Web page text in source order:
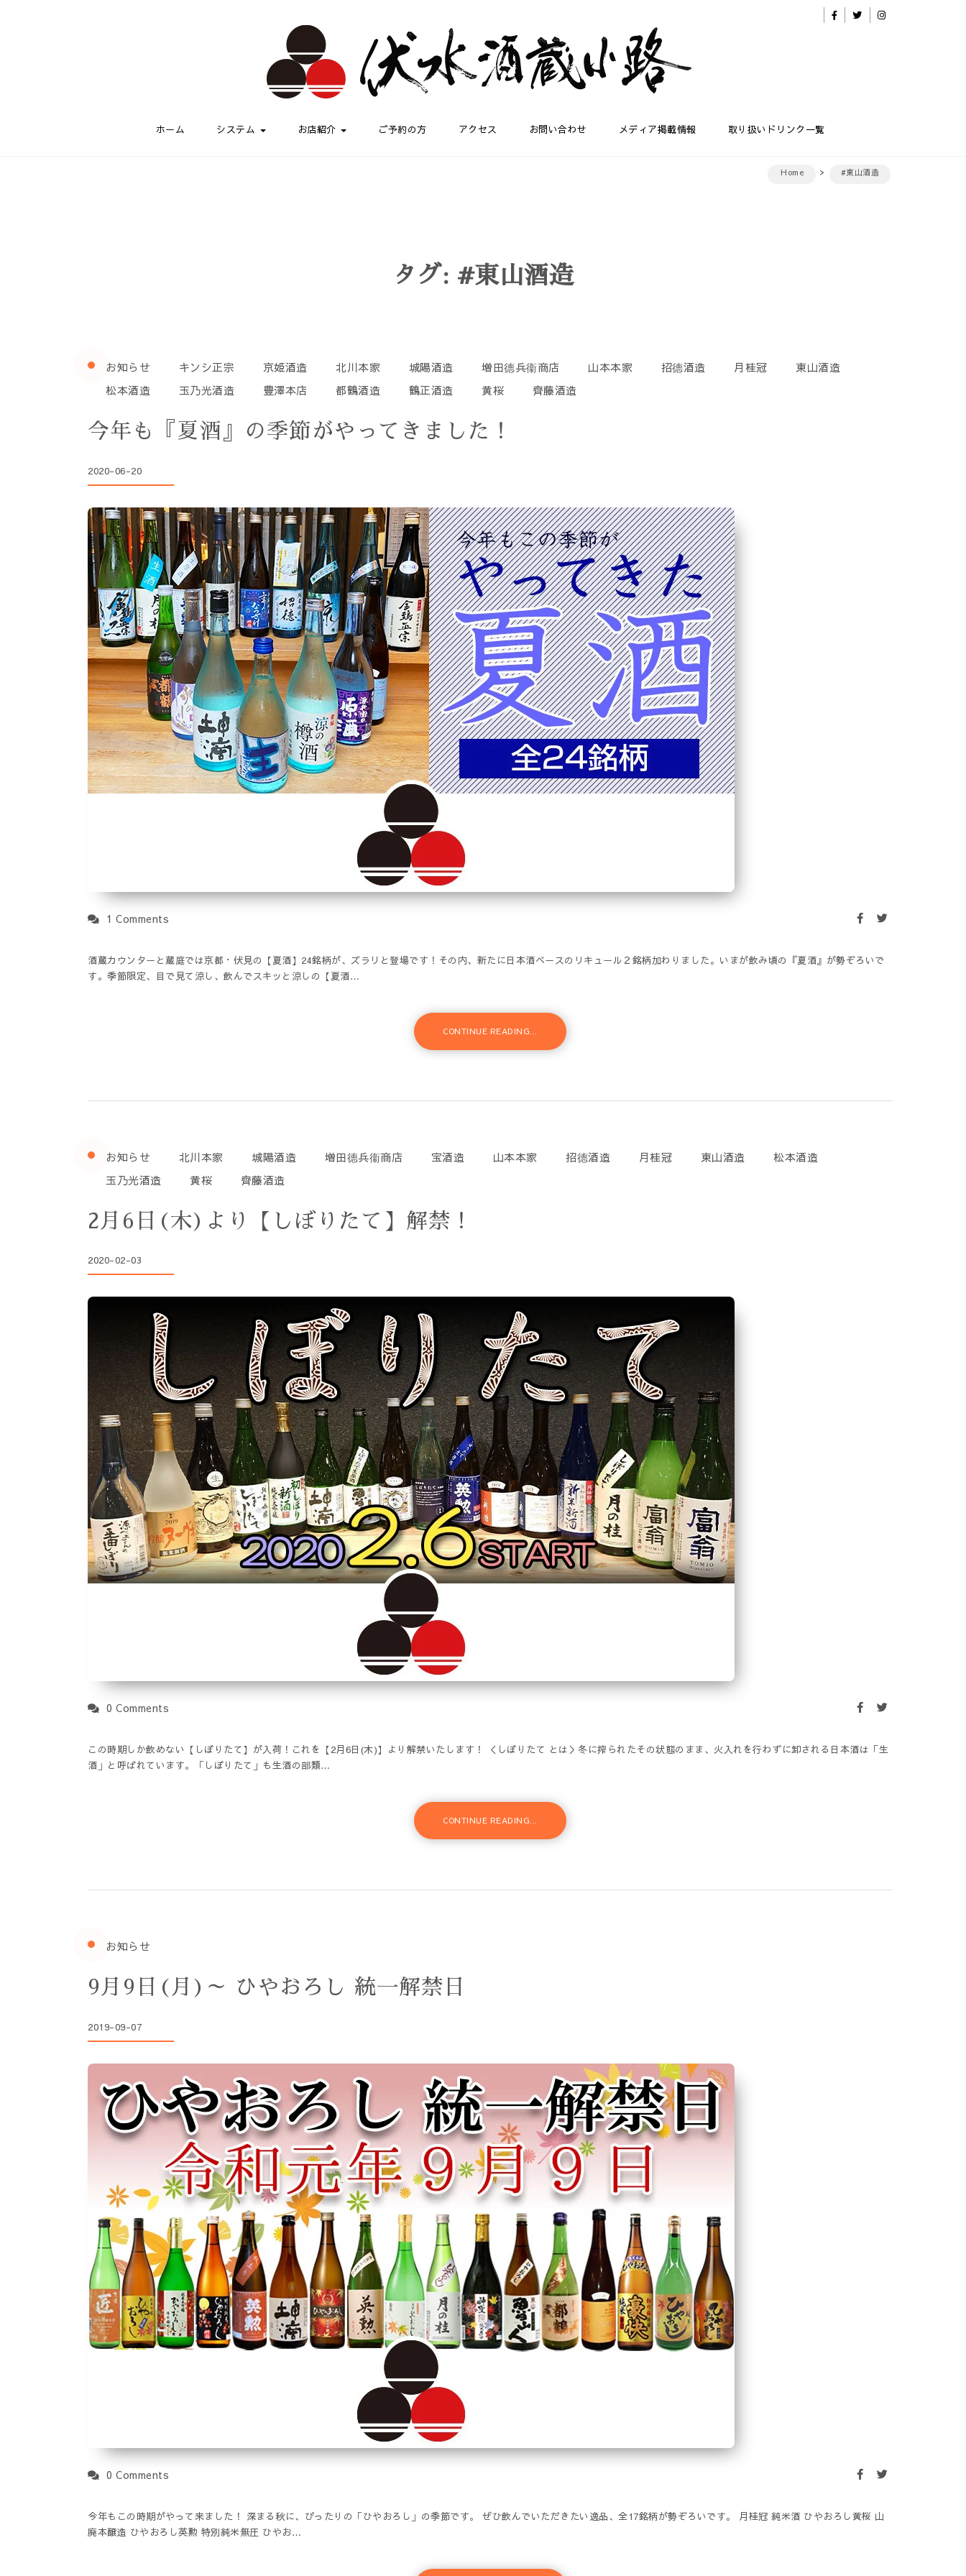
ホーム
システム お店紹介 ご予約の方 アクセス お問い合わせ メディア掲載情報 取り扱いドリンク一覧
Home #東山酒造
タグ: #東山酒造
お知らせ キンシ正宗 京姫酒造 北川本家 城陽酒造 増田德兵衞商店 山本本家 招德酒造 月桂冠
東山酒造
松本酒造
玉乃光酒造 豊澤本店 都鶴酒造 鶴正酒造 黄桜 齊藤酒造
今年も『夏酒』の季節がやってきました！
2020-06-20
1 Comments
酒蔵カウンターと蔵庭では京都・伏見の【夏酒】24銘柄が、ズラリと登場です！その内、新たに日本酒ベースのリキュール２銘柄加わりました。いまが飲み頃の『夏酒』が勢ぞろいで
す。季節限定、目で見て涼し、飲んでスキッと涼しの【夏酒…
CONTINUE READING...
お知らせ 北川本家 城陽酒造 増田德兵衞商店 宝酒造 山本本家 招德酒造 月桂冠 東山酒造
松本酒造
玉乃光酒造
黄桜 齊藤酒造
2月6日(木)より【しぼりたて】解禁！
2020-02-03
0 Comments
この時期しか飲めない【しぼりたて】が入荷！これを【2月6日(木)】より解禁いたします！ ＜しぼりたて とは＞冬に搾られたその状態のまま、火入れを行わずに卸される日本酒は「生
酒」と呼ばれています。「しぼりたて」も生酒の部類…
CONTINUE READING...
お知らせ
9月9日(月)～ ひやおろし 統一解禁日
2019-09-07
0 Comments
今年もこの時期がやって来ました！ 深まる秋に、ぴったりの「ひやおろし」の季節です。 ぜひ飲んでいただきたい逸品、全17銘柄が勢ぞろいです。 月桂冠 純米酒 ひやおろし黄桜 山
廃本醸造 ひやおろし英勲 特別純米無圧 ひやお…